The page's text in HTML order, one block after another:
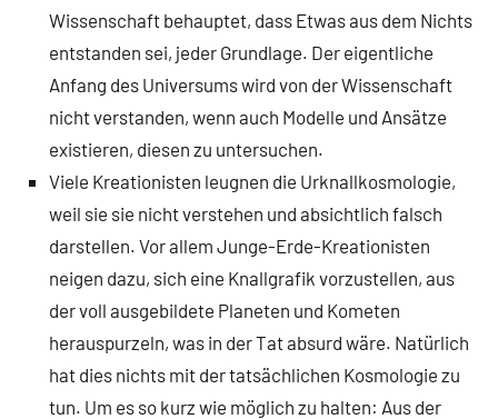
Wissenschaft behauptet, dass Etwas aus dem Nichts
entstanden sei, jeder Grundlage. Der eigentliche
Anfang des Universums wird von der Wissenschaft
nicht verstanden, wenn auch Modelle und Ansätze
existieren, diesen zu untersuchen.
Viele Kreationisten leugnen die Urknallkosmologie,
weil sie sie nicht verstehen und absichtlich falsch
darstellen. Vor allem Junge-Erde-Kreationisten
neigen dazu, sich eine Knallgrafik vorzustellen, aus
der voll ausgebildete Planeten und Kometen
herauspurzeln, was in der Tat absurd wäre. Natürlich
hat dies nichts mit der tatsächlichen Kosmologie zu
tun. Um es so kurz wie möglich zu halten: Aus der